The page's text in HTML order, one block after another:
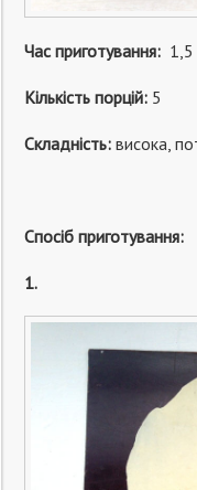
Час приготування: 1,5
Кількість порцій: 5
Складність: висока,
Спосіб приготування:
1.